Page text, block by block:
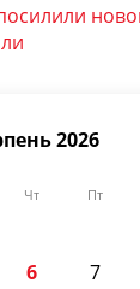
2026
Чт Пт
6 7